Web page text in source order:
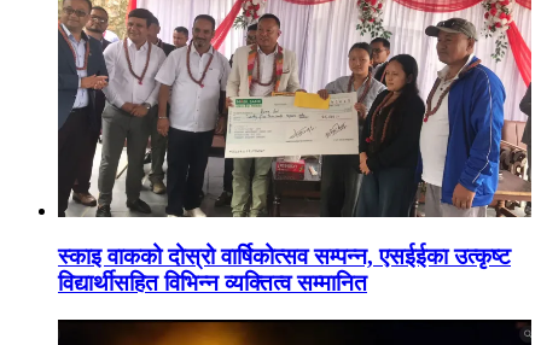
स्काइ वाकको दोस्रो वार्षिकोत्सव सम्पन्न, एसईईका उत्कृष्ट
विद्यार्थीसहित विभिन्न व्यक्तित्व सम्मानित